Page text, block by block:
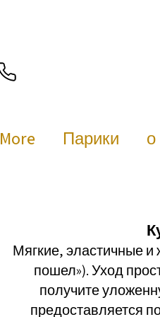
о
Парики
More
Мягкие, эластичные
пошел»). Уход
получите
предоставляется